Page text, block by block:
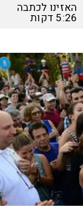
האזינו לכתבה
5:26 דקות